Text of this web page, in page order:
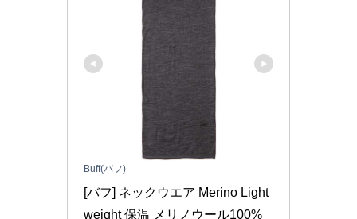
Buff(バフ)
[バフ] ネックウエア Merino Light
weight 保温 メリノウール100%